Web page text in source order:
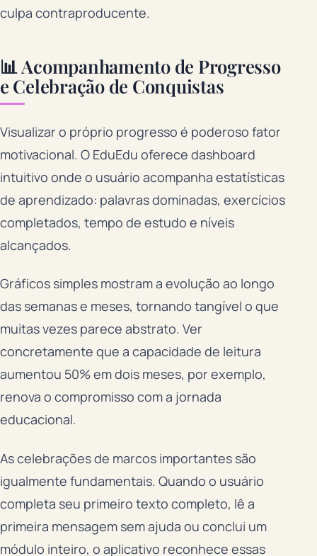
culpa contraproducente.
📊 Acompanhamento de Progresso
e Celebração de Conquistas
Visualizar o próprio progresso é poderoso fator
motivacional. O EduEdu oferece dashboard
intuitivo onde o usuário acompanha estatísticas
de aprendizado: palavras dominadas, exercícios
completados, tempo de estudo e níveis
alcançados.
Gráficos simples mostram a evolução ao longo
das semanas e meses, tornando tangível o que
muitas vezes parece abstrato. Ver
concretamente que a capacidade de leitura
aumentou 50% em dois meses, por exemplo,
renova o compromisso com a jornada
educacional.
As celebrações de marcos importantes são
igualmente fundamentais. Quando o usuário
completa seu primeiro texto completo, lê a
primeira mensagem sem ajuda ou conclui um
módulo inteiro, o aplicativo reconhece essas